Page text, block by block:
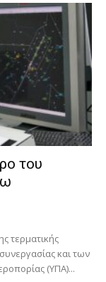
του
τερματικής
και των
(ΥΠΑ)...